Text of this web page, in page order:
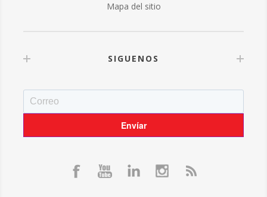
Mapa del sitio
SIGUENOS